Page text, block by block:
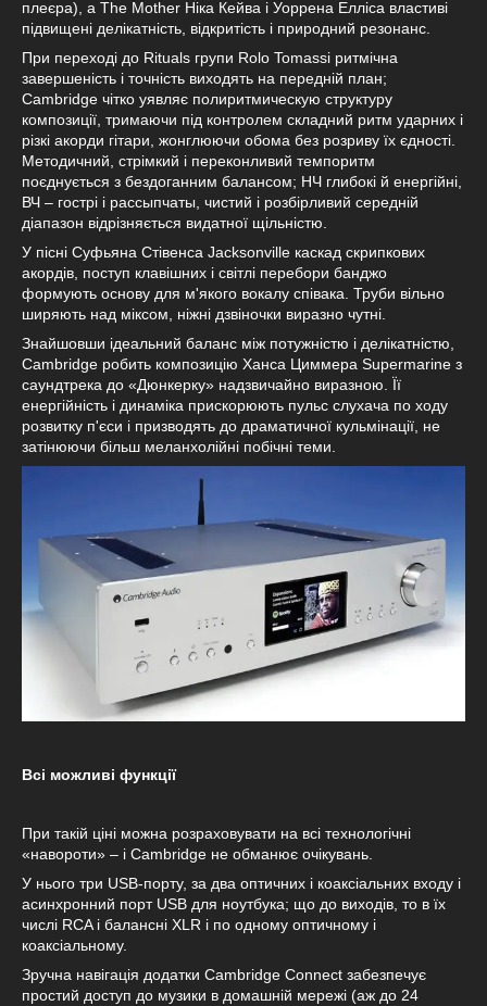
плеєра), а The Mother Ніка Кейва і Уоррена Елліса властиві
підвищені делікатність, відкритість і природний резонанс.
При переході до Rituals групи Rolo Tomassi ритмічна
завершеність і точність виходять на передній план;
Cambridge чітко уявляє полиритмическую структуру
композиції, тримаючи під контролем складний ритм ударних і
різкі акорди гітари, жонглюючи обома без розриву їх єдності.
Методичний, стрімкий і переконливий темпоритм
поєднується з бездоганним балансом; НЧ глибокі й енергійні,
ВЧ – гострі і рассыпчаты, чистий і розбірливий середній
діапазон відрізняється видатної щільністю.
У пісні Суфьяна Стівенса Jacksonville каскад скрипкових
акордів, поступ клавішних і світлі перебори банджо
формують основу для м'якого вокалу співака. Труби вільно
ширяють над міксом, ніжні дзвіночки виразно чутні.
Знайшовши ідеальний баланс між потужністю і делікатністю,
Cambridge робить композицію Ханса Циммера Supermarine з
саундтрека до «Дюнкерку» надзвичайно виразною. Її
енергійність і динаміка прискорюють пульс слухача по ходу
розвитку п'єси і призводять до драматичної кульмінації, не
затінюючи більш меланхолійні побічні теми.
Всі можливі функції
При такій ціні можна розраховувати на всі технологічні
«навороти» – і Cambridge не обманює очікувань.
У нього три USB-порту, за два оптичних і коаксіальних входу і
асинхронний порт USB для ноутбука; що до виходів, то в їх
числі RCA і балансні XLR і по одному оптичному і
коаксіальному.
Зручна навігація додатки Cambridge Connect забезпечує
простий доступ до музики в домашній мережі (аж до 24